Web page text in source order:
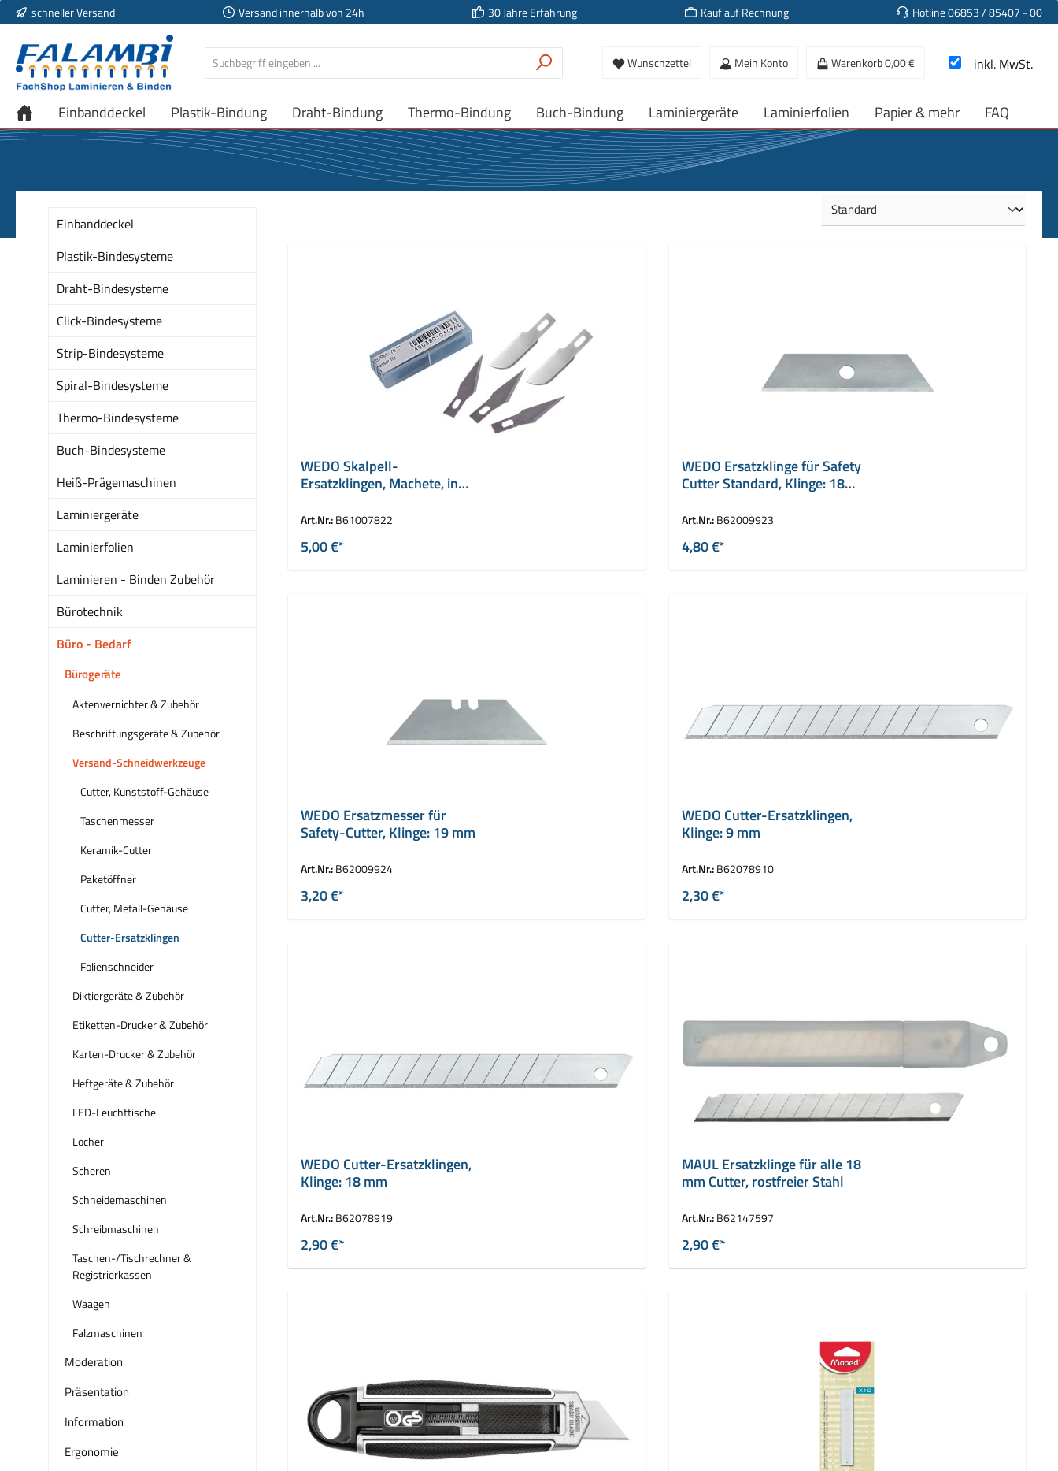
Hauptinhalt springen
Zur Suche springen
Zur Hauptnavigation springen
schneller Versand Versand innerhalb von 24h 30 Jahre Erfahrung Kauf auf Rechnung Hotline 06853 / 85407 - 00
Wunschzettel Mein Konto Warenkorb0,00 € inkl. MwSt.
Einbanddeckel Plastik-Bindung Draht-Bindung Thermo-Bindung Buch-Bindung Laminiergeräte Laminierfolien Papier & mehr FAQ
Einbanddeckel
Plastik-Bindesysteme
Draht-Bindesysteme
Click-Bindesysteme
Strip-Bindesysteme
Spiral-Bindesysteme
Thermo-Bindesysteme
Buch-Bindesysteme
Heiß-Prägemaschinen
Laminiergeräte
Laminierfolien
Laminieren - Binden Zubehör
Bürotechnik
Büro - Bedarf
Bürogeräte
Aktenvernichter & Zubehör
Beschriftungsgeräte & Zubehör
Versand-Schneidwerkzeuge
Cutter, Kunststoff-Gehäuse
Taschenmesser
Keramik-Cutter
Paketöffner
Cutter, Metall-Gehäuse
Cutter-Ersatzklingen
Folienschneider
Diktiergeräte & Zubehör
Etiketten-Drucker & Zubehör
Karten-Drucker & Zubehör
Heftgeräte & Zubehör
LED-Leuchttische
Locher
Scheren
Schneidemaschinen
Schreibmaschinen
Taschen-/Tischrechner &
Registrierkassen
Waagen
Falzmaschinen
Moderation
Präsentation
Information
Ergonomie
WEDO Skalpell-
Ersatzklingen, Machete, in
Art.Nr.:B61007822
5,00 €*
WEDO Ersatzklinge für Safety
Cutter Standard, Klinge: 18
Art.Nr.:B62009923
4,80 €*
WEDO Ersatzmesser für
Safety-Cutter, Klinge: 19 mm
Art.Nr.:B62009924
3,20 €*
WEDO Cutter-Ersatzklingen,
Klinge: 9 mm
Art.Nr.:B62078910
2,30 €*
WEDO Cutter-Ersatzklingen,
Klinge: 18 mm
Art.Nr.:B62078919
2,90 €*
MAUL Ersatzklinge für alle 18
mm Cutter, rostfreier Stahl
Art.Nr.:B62147597
2,90 €*